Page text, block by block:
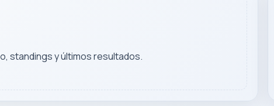
standings y últimos resultados.